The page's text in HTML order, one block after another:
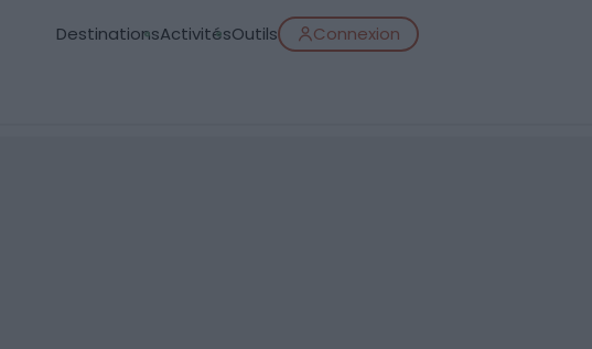
DestinationsActivitésOutils Connexion